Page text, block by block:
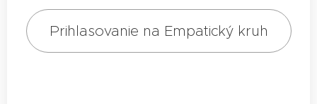
Prihlasovanie na Empatický kruh